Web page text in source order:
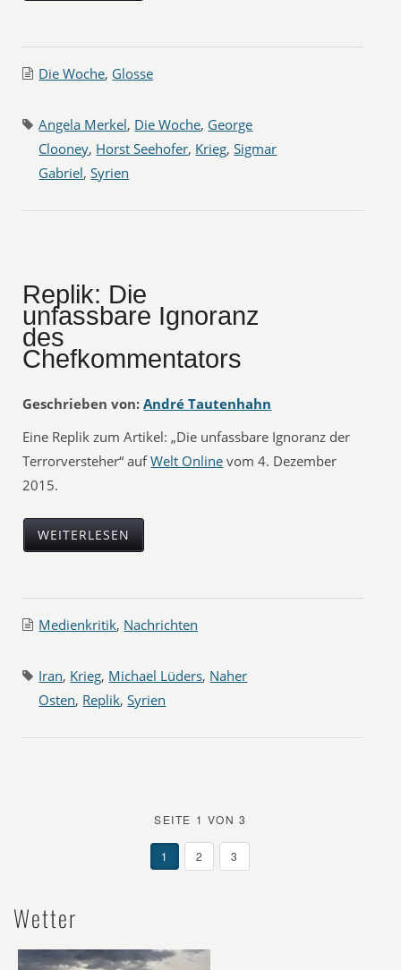
Die Woche, Glosse
Angela Merkel, Die Woche, George
Clooney, Horst Seehofer, Krieg,Sigmar
Gabriel,Syrien
Replik: Die
unfassbare Ignoranz
des
Chefkommentators
Geschrieben von: André Tautenhahn
Eine Replik zum Artikel: „Die unfassbare Ignoranz der
Terrorversteher“ aufWelt Online vom 4. Dezember
2015.
WEITERLESEN
Medienkritik, Nachrichten
Iran, Krieg, Michael Lüders, Naher
Osten, Replik,Syrien
SEITE 1 VON 3
1 2 3
Wetter